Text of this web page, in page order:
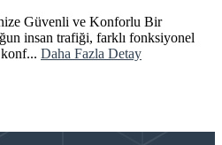
Güvenli ve Konforlu Bir
insan trafiği, farklı fonksiyonel
Daha Fazla Detay